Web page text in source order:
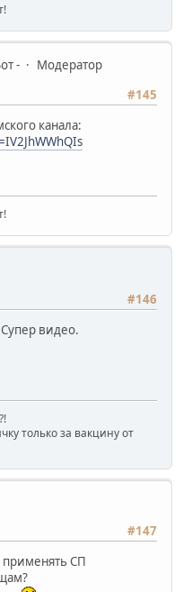
-
Модератор
#145
канала:
#146
видео.
только за вакцину от
#147
применять СП